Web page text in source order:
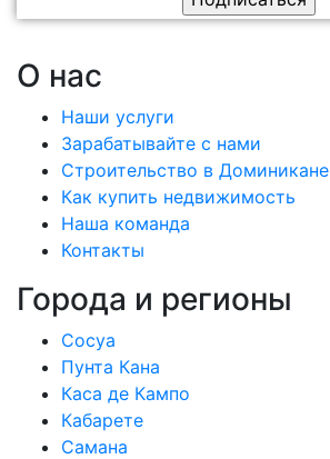
О нас
Наши услуги
Зарабатывайте с нами
Строительство в Доминикане
Как купить недвижимость
Наша команда
Контакты
Города и регионы
Сосуа
Пунта Кана
Каса де Кампо
Кабарете
Самана